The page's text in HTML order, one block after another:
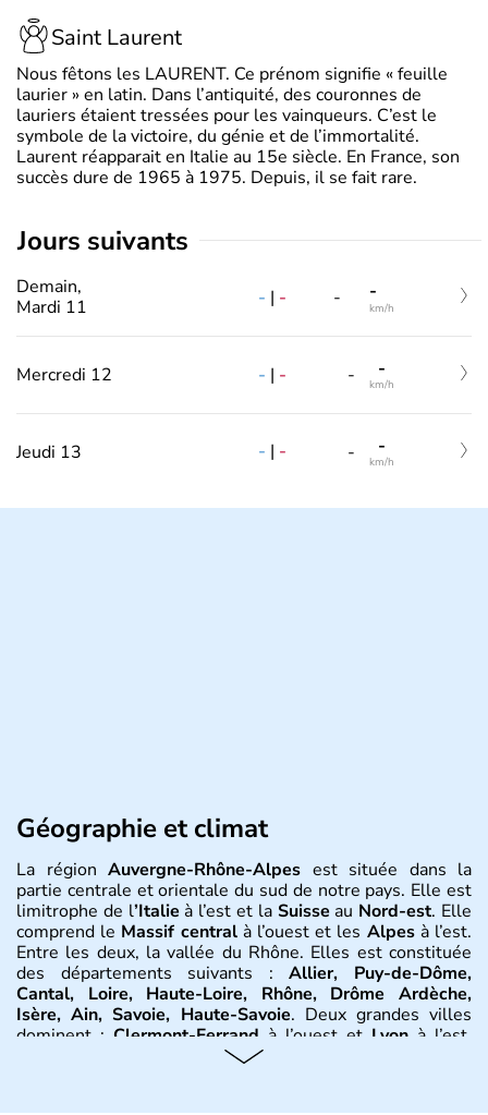
Saint Laurent
Nous fêtons les LAURENT. Ce prénom signifie « feuille
laurier » en latin. Dans l’antiquité, des couronnes de
lauriers étaient tressées pour les vainqueurs. C’est le
symbole de la victoire, du génie et de l’immortalité.
Laurent réapparait en Italie au 15e siècle. En France, son
succès dure de 1965 à 1975. Depuis, il se fait rare.
jours suivants
Demain,
Mardi 11
- | - - -
km/h
Mercredi 12 - | - - -
km/h
Jeudi 13 - | - - -
km/h
Géographie et climat
La région Auvergne-Rhône-Alpes est située dans la
partie centrale et orientale du sud de notre pays. Elle est
limitrophe de l’Italie à l’est et la Suisse au Nord-est. Elle
comprend le Massif centralà l’ouest et les Alpesà l’est.
Entre les deux, la vallée du Rhône. Elles est constituée
des départements suivants :Allier, Puy-de-Dôme,
Cantal, Loire, Haute-Loire, Rhône, Drôme Ardèche,
Isère, Ain, Savoie, Haute-Savoie. Deux grandes villes
dominent : Clermont-Ferrand à l’ouest et Lyon à l’est.
D’autres villes ont une réelle importance dans la région